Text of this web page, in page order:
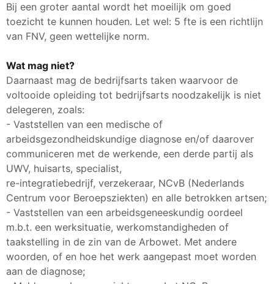
Bij een groter aantal wordt het moeilijk om goed
toezicht te kunnen houden. Let wel: 5 fte is een richtlijn
van FNV, geen wettelijke norm.
Wat mag niet?
Daarnaast mag de bedrijfsarts taken waarvoor de
voltooide opleiding tot bedrijfsarts noodzakelijk is niet
delegeren, zoals:
- Vaststellen van een medische of
arbeidsgezondheidskundige diagnose en/of daarover
communiceren met de werkende, een derde partij als
UWV, huisarts, specialist,
re-integratiebedrijf, verzekeraar, NCvB (Nederlands
Centrum voor Beroepsziekten) en alle betrokken artsen;
- Vaststellen van een arbeidsgeneeskundig oordeel
m.b.t. een werksituatie, werkomstandigheden of
taakstelling in de zin van de Arbowet. Met andere
woorden, of en hoe het werk aangepast moet worden
aan de diagnose;